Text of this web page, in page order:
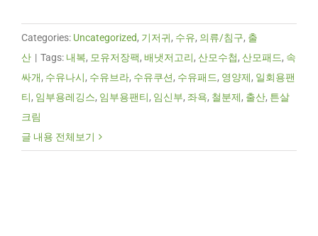
Categories: Uncategorized, 기저귀, 수유, 의류/침구, 출
산 | Tags: 내복, 모유저장팩, 배냇저고리, 산모수첩, 산모패드, 속
싸개, 수유나시, 수유브라, 수유쿠션, 수유패드, 영양제, 일회용팬
티, 임부용레깅스, 임부용팬티, 임신부, 좌욕, 철분제, 출산, 튼살
크림
글 내용 전체보기